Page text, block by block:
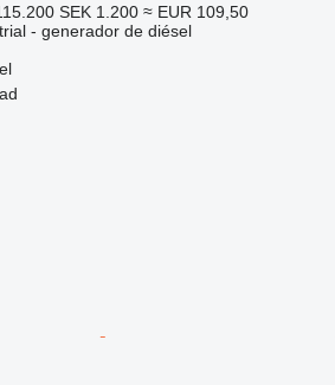
SEK 1.200 ≈ EUR 109,50
- generador de diésel